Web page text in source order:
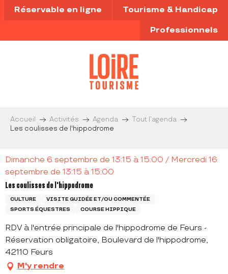
Aller
au
principal
Réservable en ligne Tourisme & Handicap
Professionnels
Accueil Activités Agenda
Tout l’agenda
Les coulisses de l'hippodrome
Dimanche 6 septembre de 13:15 à 15:00 / Mercredi 16
septembre de 13:15 à 15:00
Les coulisses de l'hippodrome
CULTURE
VISITE GUIDÉE ET/OU COMMENTÉE
SPORTS ÉQUESTRES
COURSE HIPPIQUE
RDV à l'entrée principale de l'hippodrome de Feurs -
Réservation obligatoire, Boulevard de l'hippodrome,
42110 Feurs
M'y rendre